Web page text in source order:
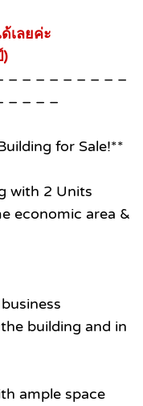
เลยค่ะ
– – – – – – – – –
– – – –
for Sale!**
with 2 Units
economic area &
building and in
ample space